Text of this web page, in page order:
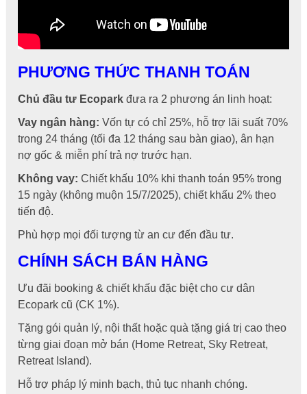
PHƯƠNG THỨC THANH TOÁN
Chủ đầu tư Ecopark đưa ra 2 phương án linh hoạt:
Vay ngân hàng: Vốn tự có chỉ 25%, hỗ trợ lãi suất 70%
trong 24 tháng (tối đa 12 tháng sau bàn giao), ân hạn
nợ gốc & miễn phí trả nợ trước hạn.
Không vay: Chiết khấu 10% khi thanh toán 95% trong
15 ngày (không muộn 15/7/2025), chiết khấu 2% theo
tiến độ.
Phù hợp mọi đối tượng từ an cư đến đầu tư.
CHÍNH SÁCH BÁN HÀNG
Ưu đãi booking & chiết khấu đặc biệt cho cư dân
Ecopark cũ (CK 1%).
Tặng gói quản lý, nội thất hoặc quà tặng giá trị cao theo
từng giai đoạn mở bán (Home Retreat, Sky Retreat,
Retreat Island).
Hỗ trợ pháp lý minh bạch, thủ tục nhanh chóng.